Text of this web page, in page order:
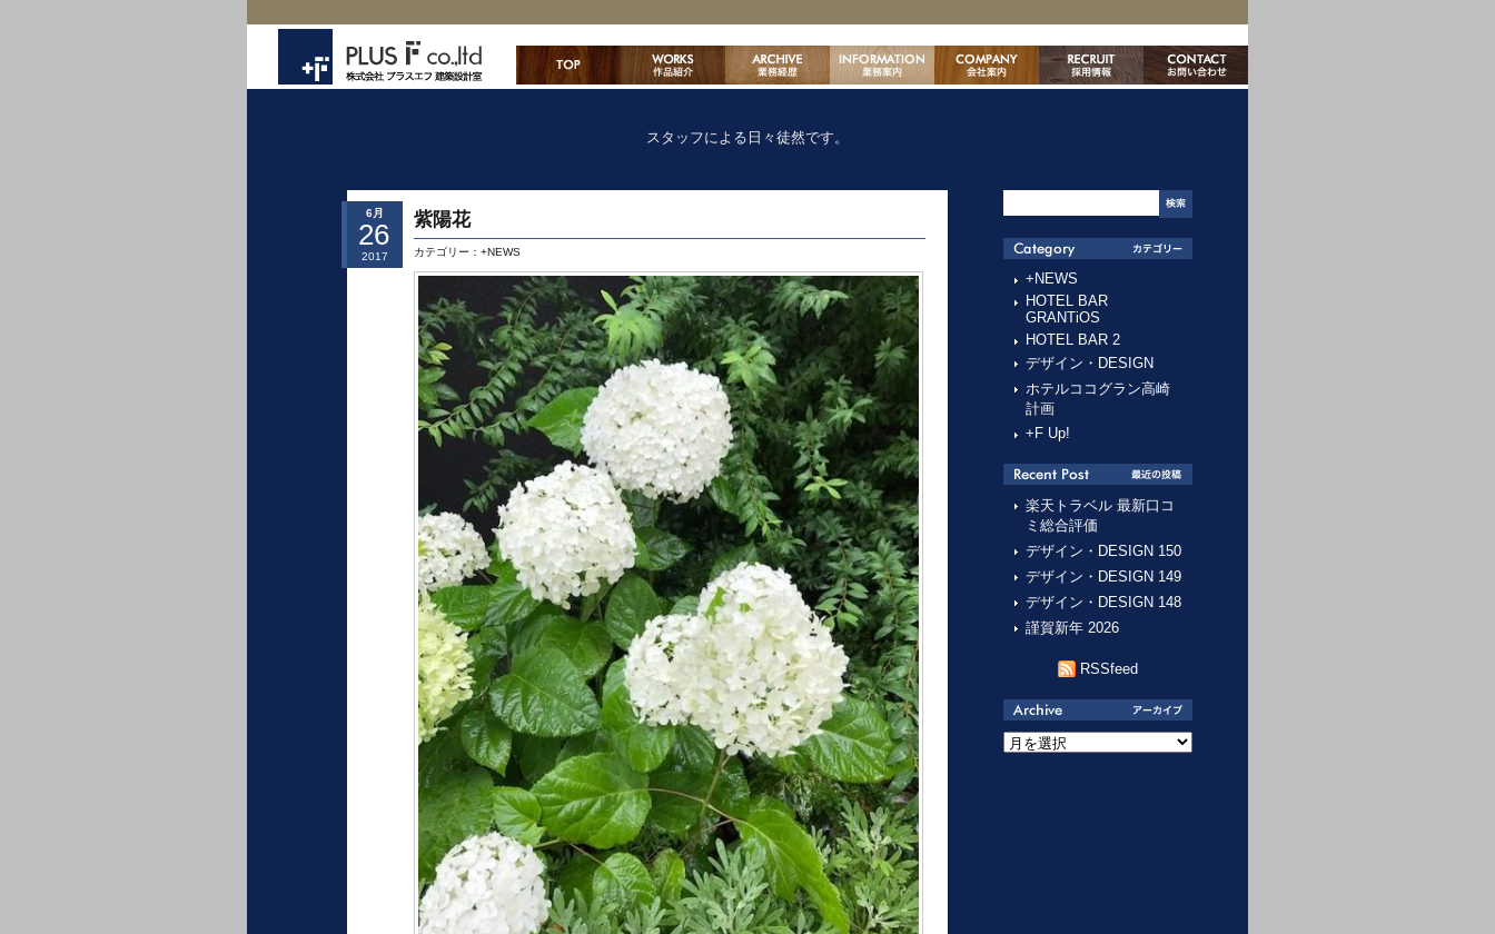
スタッフによる日々徒然です。
6月
26
2017
紫陽花
カテゴリー： +NEWS
+NEWS
HOTEL BAR
GRANTiOS
HOTEL BAR 2
デザイン・DESIGN
ホテルココグラン高崎
計画
+F Up!
楽天トラベル 最新口コ
ミ総合評価
デザイン・DESIGN 150
デザイン・DESIGN 149
デザイン・DESIGN 148
謹賀新年 2026
RSSfeed
ア